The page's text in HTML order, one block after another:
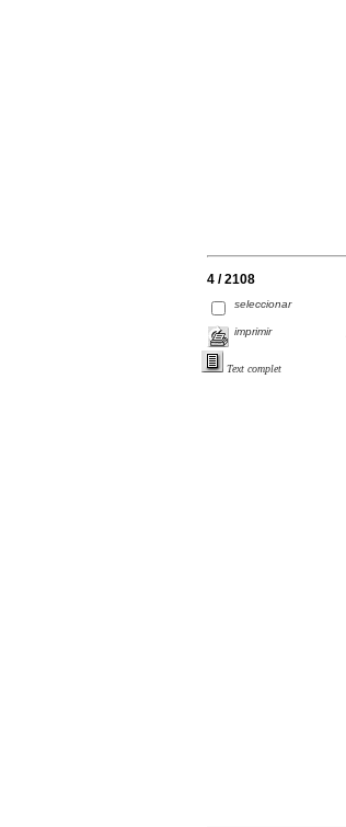
4 / 2108
seleccionar
imprimir
Text complet